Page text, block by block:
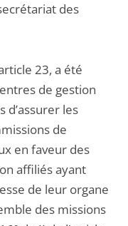
des
23, a été
de gestion
d’assurer les
de
en faveur des
affiliés ayant
de leur organe
des missions